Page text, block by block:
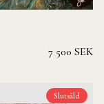
7 500 SEK
Slutsåld